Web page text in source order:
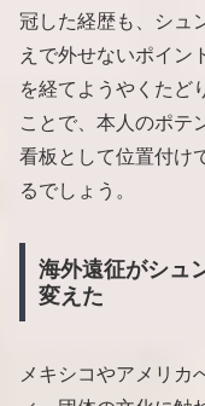
冠した経歴も、シュ
えで外せないポイン
を経てようやくたど
ことで、本人のポテ
看板として位置付け
るでしょう。
海外遠征がシュ
変えた
メキシコやアメリカ